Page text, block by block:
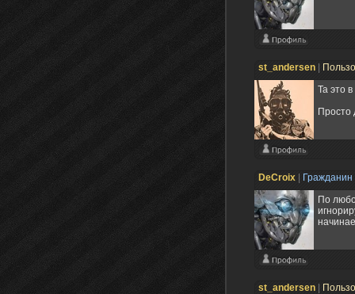
st_andersen
Та это в
Просто
DeCroix
Гражданин
По
st_andersen